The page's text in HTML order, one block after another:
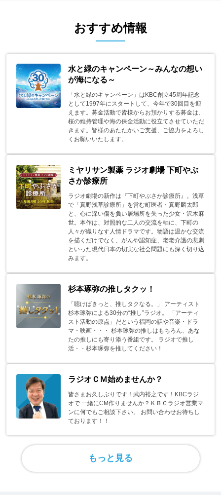
おすすめ情報
水と緑のキャンペーン～みんなの想い
が海になる～
「水と緑のキャンペーン」はKBC創立45周年記念
として1997年にスタートして、今年で30回目を迎
えます。募金活動で皆様からお預かりする募金は、
桜の維持管理や海の保全活動に役立てさせていただ
きます。皆様のあたたかいご支援、ご協力をよろし
くお願いいたします。
ミヤリサン製薬 ラジオ劇場 下町やぶ
さか診療所
ラジオ劇場の新作は『下町やぶさか診療所』。浅草
で「真野浅草診療所」を営む町医者・真野麟太郎
と、心に深い傷を負い居場所を失った少女・沢木麻
世。本作は、対照的な二人の交流を軸に、下町の
人々が織りなす人情ドラマです。物語は温かな交流
を描くだけでなく、がんや認知症、老老介護の悲劇
といった現代日本の切実な社会問題にも深く切り込
みます。
杉本琢弥の推しタクッ！
「聴けばきっと、推しタクなる。」 アーティスト
杉本琢弥による30分の“推し”ラジオ。 「アーティ
スト活動の原点」だという福岡の話や音楽・ドラ
マ・映画・・・ 杉本琢弥の推しはもちろん、あな
たの推しにも寄り添う番組です。 ラジオで推し
活・・杉本琢弥を推してください！
ラジオＣＭ始めませんか？
皆さまお久しぶりです！武内裕之です！KBCラジ
オで 一緒にCM作りませんか？ＫＢＣラジオ営業マ
ンに何でもご相談下さい。 お問い合わせお待ちし
ております！！
もっと見る